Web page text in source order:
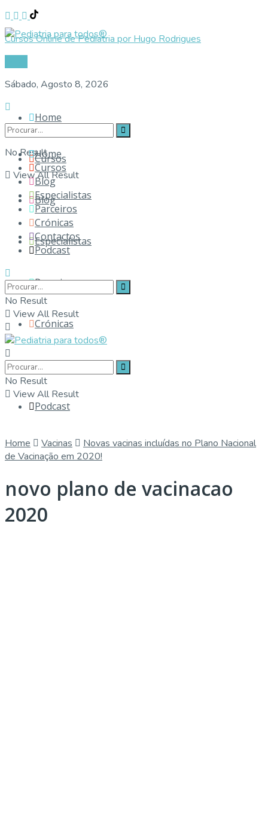
Cursos Online de Pediatria por Hugo Rodrigues
Sábado, Agosto 8, 2026
No Result
View All Result
Home
Cursos
Blog
Especialistas
Parceiros
Crónicas
Contactos
Podcast
Home
Cursos
Blog
Especialistas
Parceiros
Crónicas
Contactos
Podcast
No Result
View All Result
No Result
View All Result
Home Vacinas
Novas vacinas incluídas no Plano Nacional
de Vacinação em 2020!
novo plano de vacinacao
2020